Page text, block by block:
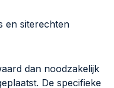
en siterechten
dan noodzakelijk
De specifieke